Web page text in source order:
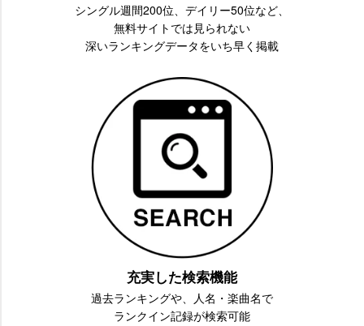
シングル週間200位、デイリー50位など、
無料サイトでは見られない
深いランキングデータをいち早く掲載
充実した検索機能
過去ランキングや、人名・楽曲名で
ランクイン記録が検索可能